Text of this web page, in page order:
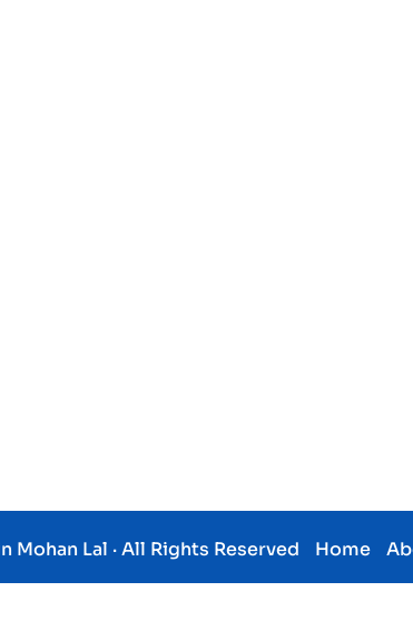
Mohan Lal · All Rights Reserved Home